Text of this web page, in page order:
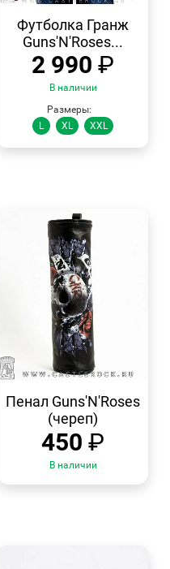
ПРОСМОТР
Футболка Гранж
Guns'N'Roses...
2 990 ₽
В наличии
Размеры:
L
XL XXL
ПРОСМОТР
Пенал Guns'N'Roses
(череп)
450 ₽
В наличии